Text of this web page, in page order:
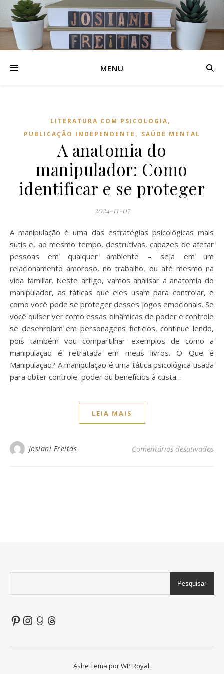
MENU
LITERATURA COM PSICOLOGIA,
PUBLICAÇÃO INDEPENDENTE , SAÚDE MENTAL
A anatomia do
manipulador: Como
identificar e se proteger
2024-11-07
A manipulação é uma das estratégias psicológicas mais
sutis e, ao mesmo tempo, destrutivas, capazes de afetar
pessoas em qualquer ambiente – seja em um
relacionamento amoroso, no trabalho, ou até mesmo na
vida familiar. Neste artigo, vamos analisar a anatomia do
manipulador, as táticas que eles usam para controlar, e
como você pode se proteger desses jogos emocionais. Se
você quiser ver como essas dinâmicas de poder e controle
se desenrolam em personagens fictícios, continue lendo,
pois também vou compartilhar exemplos de como a
manipulação é retratada em meus livros. O Que é
Manipulação? A manipulação é uma tática psicológica usada
para obter controle, poder ou benefícios à custa…
LEIA MAIS
Josiani Freitas Comentários desativados
Pesquisar
Pinterest
Instagram
Goodreads
Threads
Ashe Tema porWP Royal.